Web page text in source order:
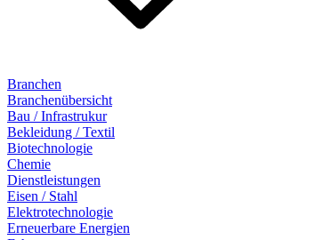
Branchen
Branchenübersicht
Bau / Infrastrukur
Bekleidung / Textil
Biotechnologie
Chemie
Dienstleistungen
Eisen / Stahl
Elektrotechnologie
Erneuerbare Energien